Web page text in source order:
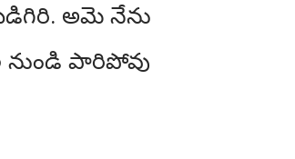
అమె నేను
నుండి పారిపోవు